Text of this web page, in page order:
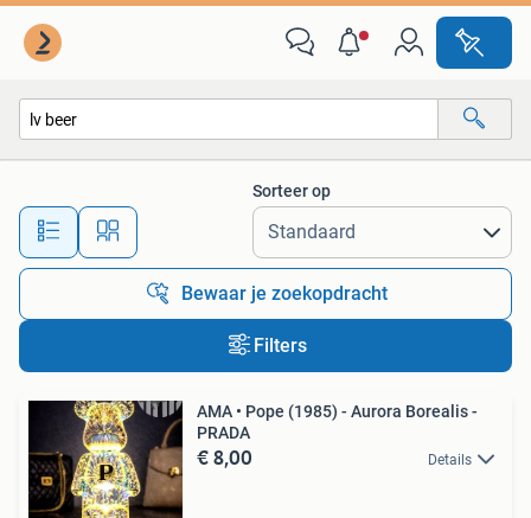
Alle afstanden…
Sorteer op
Bewaar je zoekopdracht
Filters
AMA • Pope (1985) - Aurora Borealis -
PRADA
€ 8,00 Details